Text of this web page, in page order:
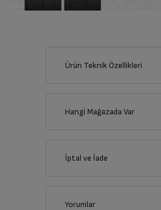
Ürün Teknik Özellikleri
Hangi Mağazada Var
İptal ve İade
Yorumlar